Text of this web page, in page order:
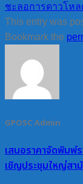
ชะลอการดาวโห
This entry was
Bookmark the
GPOSC Admin
เสนอราคาจัดพิมพ์
เชิญประชุมใหญ่สา